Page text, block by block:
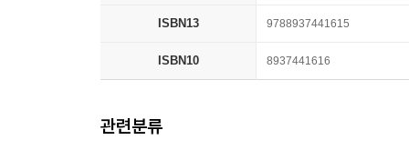
ISBN13 9788937441615
ISBN10 8937441616
관련분류